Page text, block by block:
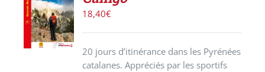
PANIER
/
DÉTAILS
18,40€
20 jours d’itinérance dans les Pyrénées
catalanes. Appréciés par les sportifs